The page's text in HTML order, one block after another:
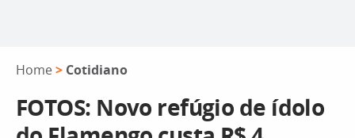
Home > Cotidiano
FOTOS: Novo refúgio de ídolo